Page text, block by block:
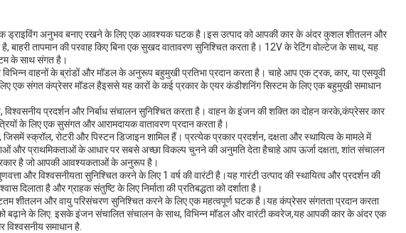
ड्राइविंग अनुभव बनाए रखने के लिए एक आवश्यक घटक है।इस उत्पाद को आपकी कार के अंदर कुशल शीतलन और
बाहरी तापमान की परवाह किए बिना एक सुखद वातावरण सुनिश्चित करता है। 12V के रेटिंग वोल्टेज के साथ, यह
के साथ संगत है।
वाहनों के ब्रांडों और मॉडल के अनुरूप बहुमुखी प्रतिभा प्रदान करता है। चाहे आप एक ट्रक, कार, या एसयूवी
एक संगत कंप्रेसर मॉडल हैइससे यह कारों के कई प्रकार के एयर कंडीशनिंग सिस्टम के लिए एक बहुमुखी समाधान
विश्वसनीय प्रदर्शन और निर्बाध संचालन सुनिश्चित करता है। वाहन के इंजन की शक्ति का दोहन करके,कंप्रेसर कार
के लिए एक सुसंगत और आरामदायक वातावरण प्रदान करता है।
स्क्रॉल, रोटरी और पिस्टन डिजाइन शामिल हैं। प्रत्येक प्रकार प्रदर्शन, दक्षता और स्थायित्व के मामले में
और प्राथमिकताओं के आधार पर सबसे अच्छा विकल्प चुनने की अनुमति देता हैचाहे आप ऊर्जा दक्षता, शांत संचालन
है जो आपकी आवश्यकताओं के अनुरूप है।
और विश्वसनीयता सुनिश्चित करने के लिए 1 वर्ष की वारंटी है।यह गारंटी उत्पाद की स्थायित्व और प्रदर्शन की
दिलाता है और ग्राहक संतुष्टि के लिए निर्माता की प्रतिबद्धता को दर्शाता है।
शीतलन और वायु परिसंचरण सुनिश्चित करने के लिए एक महत्वपूर्ण घटक है।यह कंप्रेसर संगतता प्रदान करता
बढ़ाने के लिए. इसके इंजन संचालित संचालन के साथ, विभिन्न मॉडल और वारंटी कवरेज,यह आपकी कार के अंदर एक
समाधान है.